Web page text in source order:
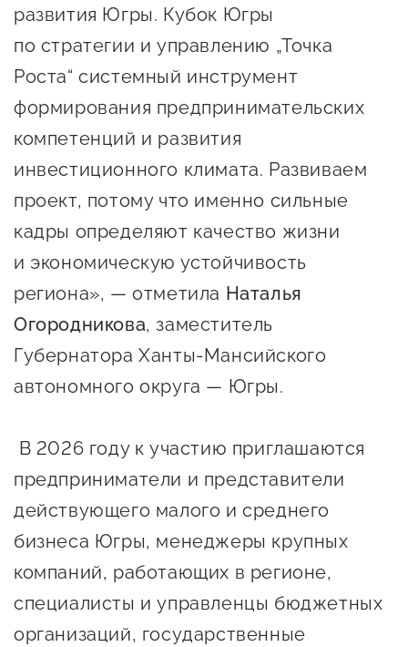
развития Югры. Кубок Югры
по стратегии и управлению „Точка
Роста“ системный инструмент
формирования предпринимательских
компетенций и развития
инвестиционного климата. Развиваем
проект, потому что именно сильные
кадры определяют качество жизни
и экономическую устойчивость
региона», — отметила Наталья
Огородникова, заместитель
Губернатора Ханты-Мансийского
автономного округа — Югры.
В 2026 году к участию приглашаются
предприниматели и представители
действующего малого и среднего
бизнеса Югры, менеджеры крупных
компаний, работающих в регионе,
специалисты и управленцы бюджетных
организаций, государственные